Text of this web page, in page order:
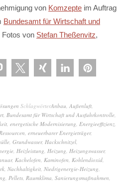
von Komzepte im Auftrag
Bundesamt für Wirtschaft und
Fotos von Stefan Theßenvitz,
SchlagwörterAnbau Außenluft
Bundesamt für Wirtschaft und Ausfuhrkontrolle
energetische Modernisierung Energieeffizienz
erneuerbarer Energieträger,
Grundwasser, Hackschnitzel
Heizleistung Heizung Heizungswasser,
, Kachelofen Kaminofen Kohlendioxid
Nachhaltigkeit Niedrigenergie-Heizung
Pellets Raumklima Sanierungsmaßnahmen